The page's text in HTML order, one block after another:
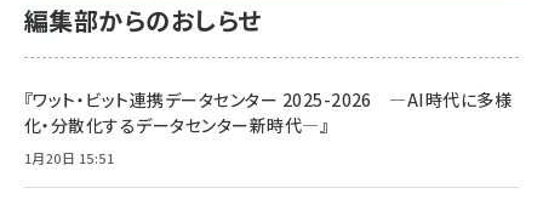
編集部からのおしらせ
『ワット・ビット連携データセンター 2025-2026 ―AI時代に多様
化・分散化するデータセンター新時代―』
1月20日 15:51